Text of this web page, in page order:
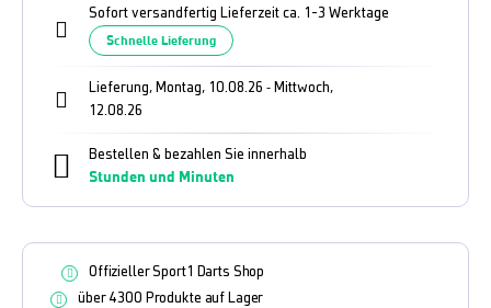
Sofort versandfertig Lieferzeit ca. 1-3 Werktage
Schnelle Lieferung
Lieferung, Montag, 10.08.26 - Mittwoch,
12.08.26
Bestellen & bezahlen Sie innerhalb
Stunden und Minuten
Offizieller Sport1 Darts Shop
über 4300 Produkte auf Lager